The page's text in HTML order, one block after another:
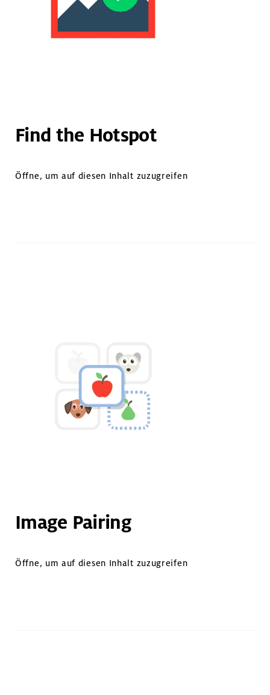
Find the Hotspot
Öffne, um auf diesen Inhalt zuzugreifen
Image Pairing
Öffne, um auf diesen Inhalt zuzugreifen